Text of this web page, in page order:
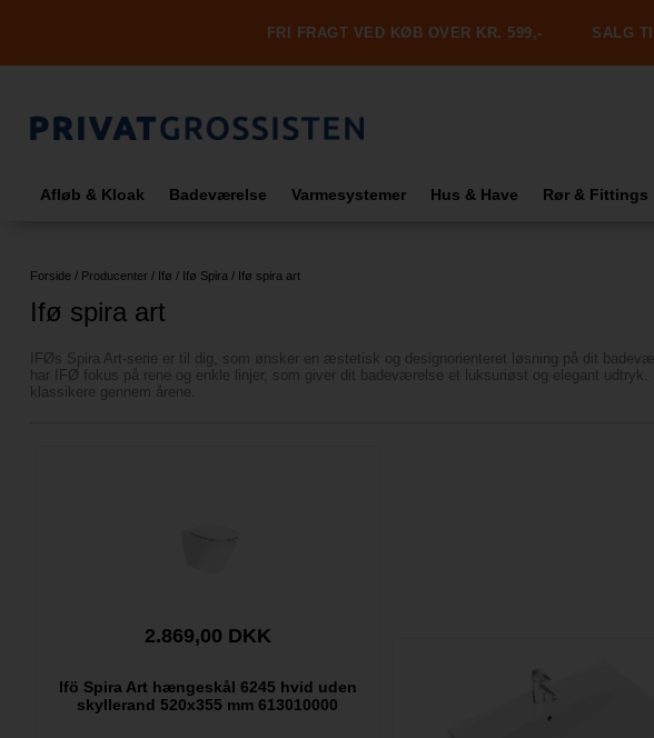
FRI FRAGT VED KØB OVER KR. 599,- SALG
Afløb & Kloak Badeværelse Varmesystemer Hus & Have Rør & Fittings
Forside / Producenter / Ifø / Ifø Spira / Ifø spira art
Ifø spira art
IFØs Spira Art-serie er til dig, som ønsker en æstetisk og designorienteret løsning på dit
har IFØ fokus på rene og enkle linjer, som giver dit badeværelse et luksuriøst og elegant
klassikere gennem årene.
2.869,00 DKK
Ifö Spira Art hængeskål 6245 hvid uden
skyllerand 520x355 mm 613010000